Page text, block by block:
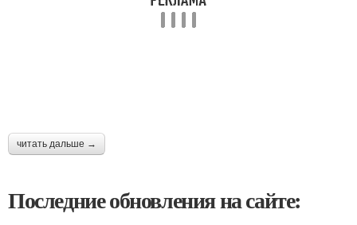
читать дальше →
Последние обновления на сайте: